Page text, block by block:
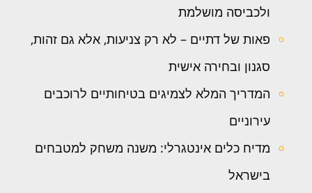
ולכביסה מושלמת
פאות של דתיים – לא רק צניעות, אלא גם זהות,
סגנון ובחירה אישית
המדריך המלא לצמיגים בטיחותיים לרוכבים
עירוניים
מדיח כלים אינטגרלי: משנה משחק למטבחים
בישראל